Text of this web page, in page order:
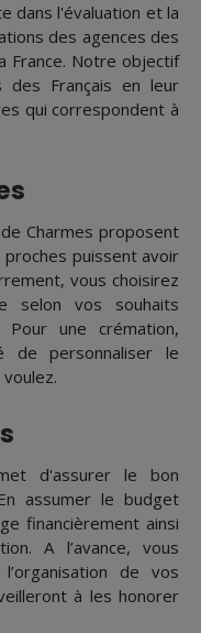
dans l'évaluation et la
des agences des
France. Notre objectif
des Français en leur
qui correspondent à
Charmes proposent
puissent avoir
vous choisirez
selon vos souhaits
Pour une crémation,
de personnaliser le
d'assurer le bon
assumer le budget
financièrement ainsi
A l’avance, vous
de vos
à les honorer